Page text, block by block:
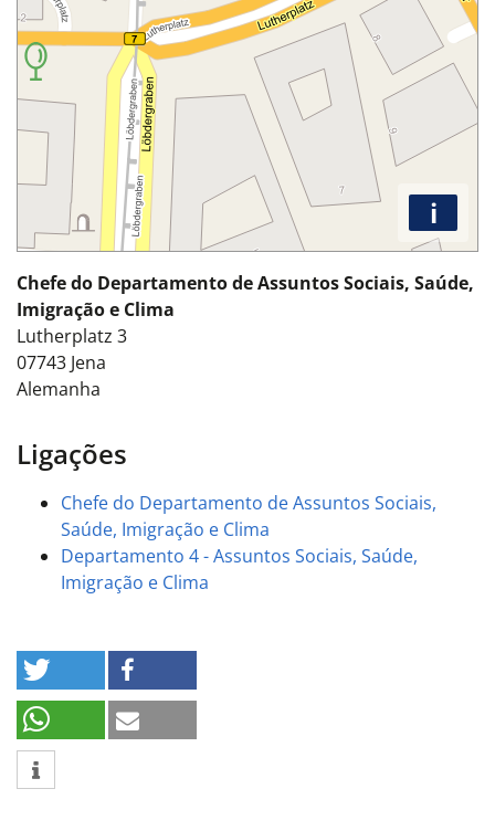
i
Chefe do Departamento de Assuntos Sociais, Saúde,
Imigração e Clima
Lutherplatz 3
07743 Jena
Alemanha
Ligações
Chefe do Departamento de Assuntos Sociais,
Saúde, Imigração e Clima
Departamento 4 - Assuntos Sociais, Saúde,
Imigração e Clima